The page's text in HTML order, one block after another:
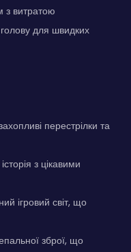
з витратою
для швидких
перестрілки та
з цікавими
ігровий світ, що
зброї, що